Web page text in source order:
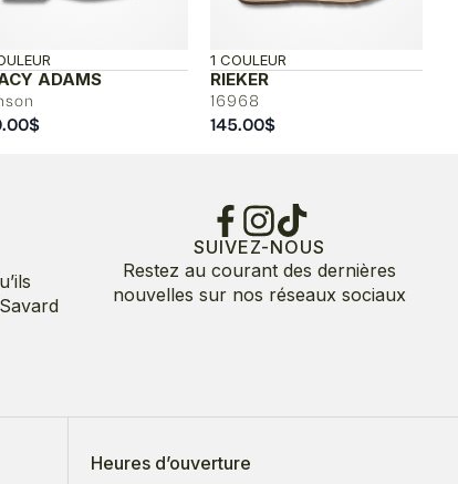
ADAMS
$
RIEKER
16968
1 COULEUR
145.00$
SUIVEZ-NOUS
Restez au courant des dernières
nouvelles sur nos réseaux sociaux
Heures d’ouverture